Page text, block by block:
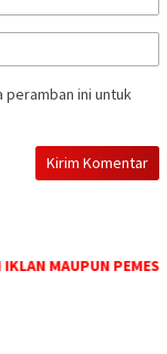
peramban ini untuk
MAUPUN